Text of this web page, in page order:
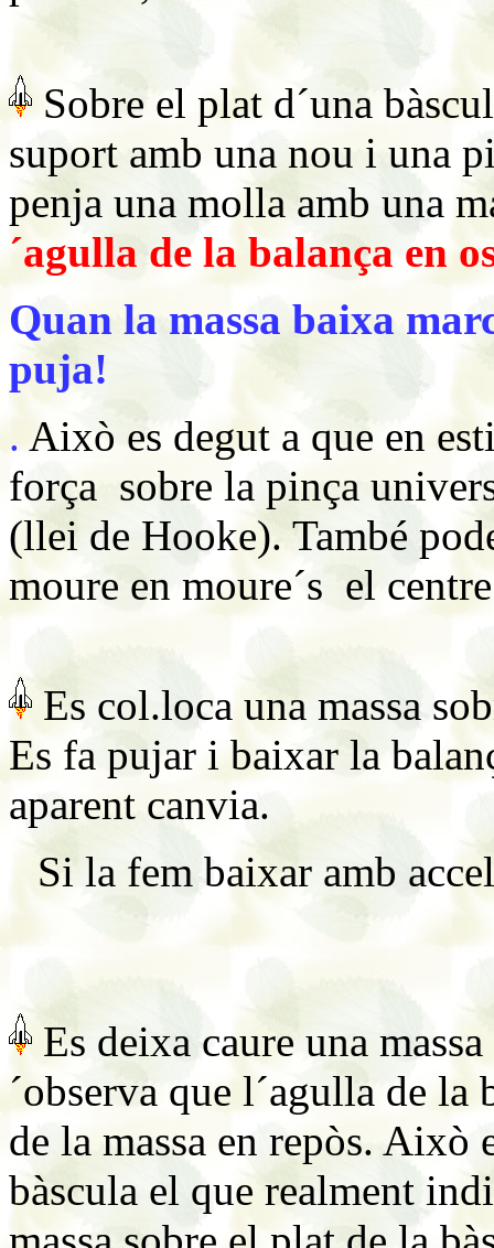
Sobre el plat d´una
suport amb una nou i una
penja una molla amb una
´agulla de la balança en
Quan la massa baixa
puja!
. Això es degut a que en
força sobre la pinça
(llei de Hooke). També
moure en moure´s el
Es col.loca una massa
Es fa pujar i baixar la
aparent canvia.
Si la fem baixar amb
Es deixa caure una
´observa que l´agulla de
de la massa en repòs. Això
bàscula el que realment